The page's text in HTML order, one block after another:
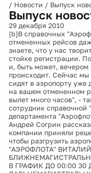
/ Новости / Выпуск
Выпуск
29 декабря 2010
[b]В справочных
отмененных рейсов
знаете, что у нас
стойке регистрации.
и, быть может,
происходит. Сейчас
сидят в аэропорту уже
на вашем отмененном
вылет много часов", -
сотрудник справочной
департамента
Андрей Согрин
компании приняли
чтобы разгрузить
"АЭРОФЛОТА"
В ГРАФИК ДО 00:00 30